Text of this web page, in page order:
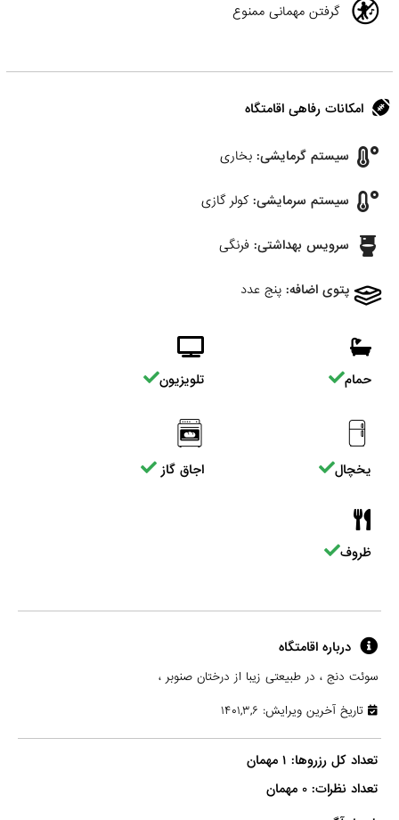
گرفتن مهمانی ممنوع
امکانات رفاهی اقامتگاه
سیستم گرمایشی: بخاری
سیستم سرمایشی: کولر گازی
سرویس بهداشتی: فرنگی
پتوی اضافه: پنج عدد
حمام تلویزیون
یخچال اجاق گاز
ظروف
درباره اقامتگاه
سوئت دنج ، در طبیعتی زیبا از درختان صنوبر ،
تاریخ آخرین ویرایش: ۱۴۰۱,۳,۶
تعداد کل رزروها: ۱ مهمان
تعداد نظرات: ۰ مهمان